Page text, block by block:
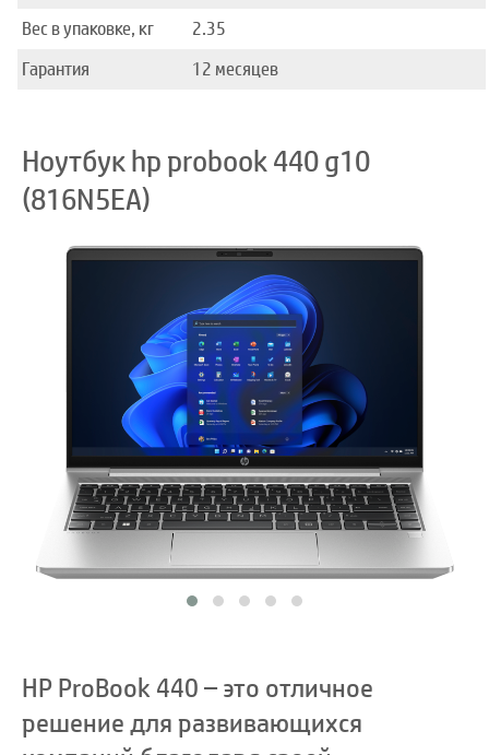
Вес в упаковке, кг
2.35
Гарантия
12 месяцев
Ноутбук hp probook 440 g10
(816N5EA)
HP ProBook 440 – это отличное
решение для развивающихся